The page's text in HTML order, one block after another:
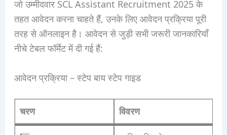
जो उम्मीदवार SCL Assistant Recruitment 2025 के
तहत आवेदन करना चाहते हैं, उनके लिए आवेदन प्रक्रिया पूरी
तरह से ऑनलाइन है। आवेदन से जुड़ी सभी जरूरी जानकारियाँ
नीचे टेबल फॉर्मेट में दी गई हैं:
आवेदन प्रक्रिया – स्टेप बाय स्टेप गाइड
चरण विवरण